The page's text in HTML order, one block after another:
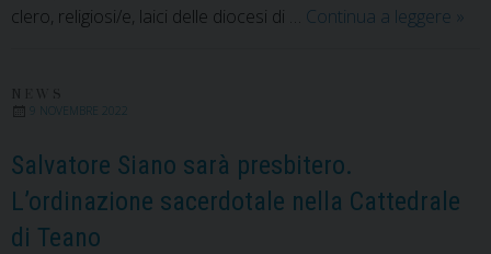
clero, religiosi/e, laici delle diocesi di … Continua a leggere »
9 NOVEMBRE 2022
Salvatore Siano sarà presbitero.
L’ordinazione sacerdotale nella Cattedrale
di Teano